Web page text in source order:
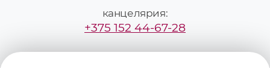
канцелярия:
+375 152 44-67-28